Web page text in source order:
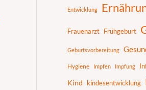
Entwicklung
Frauenarzt Frühgeburt
Geburtsvorbereitung
Hygiene Impfen Impfung
Kind kindesentwicklung